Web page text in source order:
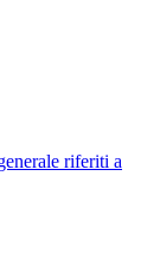
riferiti a